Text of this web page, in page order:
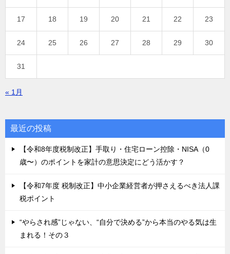
17 18 19 20 21 22 23
24 25 26 27 28 29 30
31
« 1月
最近の投稿
【令和8年度税制改正】手取り・住宅ローン控除・NISA（0
歳〜）のポイントを家計の意思決定にどう活かす？
【令和7年度 税制改正】中小企業経営者が押さえるべき法人課
税ポイント
“やらされ感”じゃない、“自分で決める”から本当のやる気は生
まれる！その３